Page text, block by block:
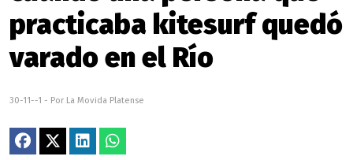
practicaba kitesurf quedó
varado en el Río
30-11--1 - Por La Movida Platense